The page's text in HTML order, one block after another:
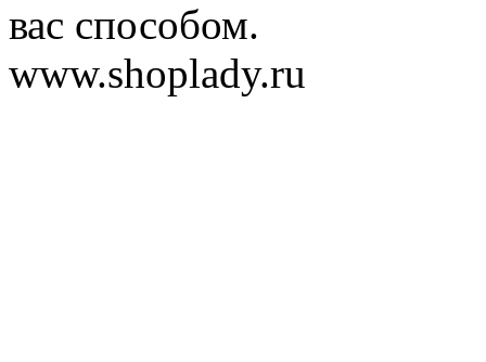
вас способом.
www.shoplady.ru